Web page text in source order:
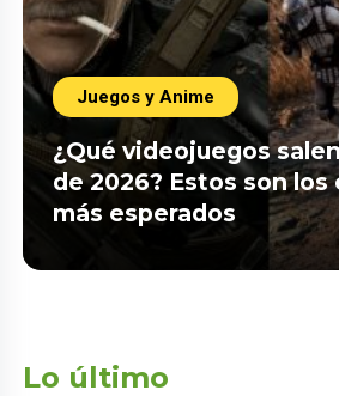
Juegos y Anime
¿Qué videojuegos
de 2026? Estos son
más esperados
Lo último